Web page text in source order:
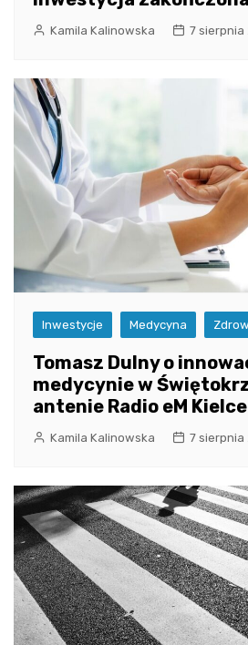
Kamila Kalinowska 7 sierpnia
Inwestycje Medycyna
Tomasz Dulny o
medycynie w
antenie Radio eM Kielce
Kamila Kalinowska 7 sierpnia